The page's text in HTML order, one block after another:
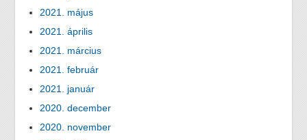
2021. május
2021. április
2021. március
2021. február
2021. január
2020. december
2020. november